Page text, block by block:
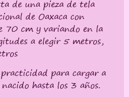
de una pieza de tela
de Oaxaca con
70 cm y variando en la
a elegir 5 metros,
para cargar a
hasta los 3 años.